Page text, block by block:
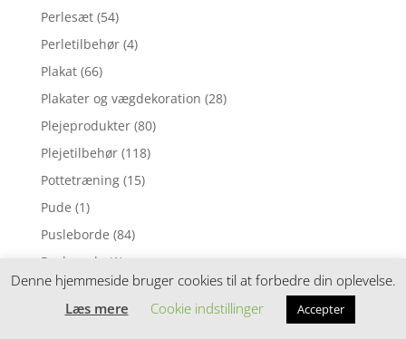
Perlesæt (54)
Perletilbehør (4)
Plakat (66)
Plakater og vægdekoration (28)
Plejeprodukter (80)
Plejetilbehør (118)
Pottetræning (15)
Pude (1)
Pusleborde (84)
Puslepude
(1)
Puslepuder (169)
Puslesæt (88)
Denne hjemmeside bruger cookies til at forbedre din oplevelse.
Læs mere
Cookie indstillinger Accepter